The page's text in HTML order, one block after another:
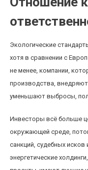
Экологические
хотя в сравнении с
не менее, компании,
производства, внедряют
уменьшают выбросы,
Инвесторы всё больше
окружающей среде,
санкций, судебных
энергетические